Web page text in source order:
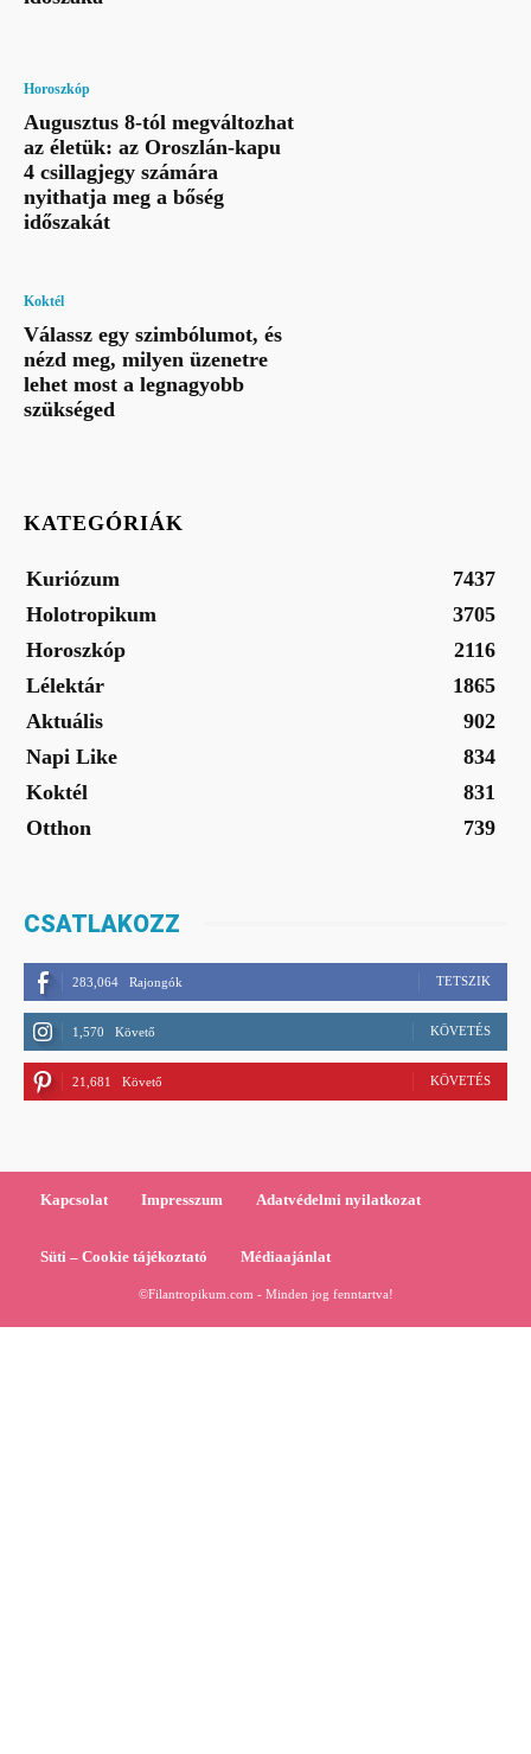
Horoszkóp
Augusztus 8-tól megváltozhat
az életük: az Oroszlán-kapu
4 csillagjegy számára
nyithatja meg a bőség
időszakát
Koktél
Válassz egy szimbólumot, és
nézd meg, milyen üzenetre
lehet most a legnagyobb
szükséged
KATEGÓRIÁK
Kuriózum
7437
Holotropikum
3705
Horoszkóp
2116
Lélektár
1865
Aktuális
902
Napi Like
834
Koktél
831
Otthon
739
CSATLAKOZZ
283,064 Rajongók TETSZIK
1,570 Követő KÖVETÉS
21,681 Követő KÖVETÉS
Kapcsolat Impresszum Adatvédelmi nyilatkozat
Süti – Cookie tájékoztató Médiaajánlat
©Filantropikum.com - Minden jog fenntartva!